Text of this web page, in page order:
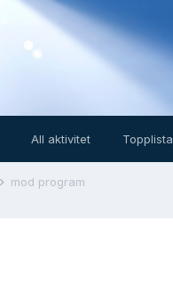
All aktivitet Topplista
mod program